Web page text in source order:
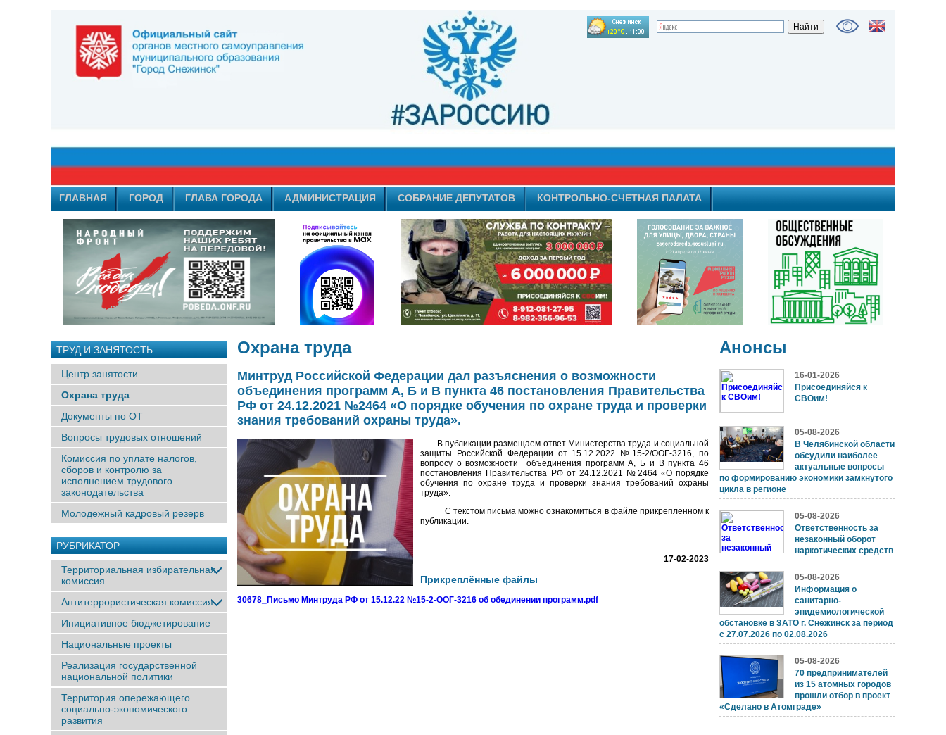
ГЛАВНАЯ ГОРОД ГЛАВА ГОРОДА АДМИНИСТРАЦИЯ СОБРАНИЕ ДЕПУТАТОВ КОНТРОЛЬНО-СЧЕТНАЯ ПАЛАТА
ТРУД И ЗАНЯТОСТЬ
Центр занятости
Охрана труда
Документы по ОТ
Вопросы трудовых отношений
Комиссия по уплате налогов,
сборов и контролю за
исполнением трудового
законодательства
Молодежный кадровый резерв
РУБРИКАТОР
Территориальная избирательная
комиссия
Антитеррористическая комиссия
Инициативное бюджетирование
Национальные проекты
Реализация государственной
национальной политики
Территория опережающего
социально-экономического
развития
Охрана труда
Минтруд Российской Федерации дал разъяснения о возможности
объединения программ А, Б и В пункта 46 постановления Правительства
РФ от 24.12.2021 №2464 «О порядке обучения по охране труда и проверки
знания требований охраны труда».
В публикации размещаем ответ Министерства труда и социальной
защиты Российской Федерации от 15.12.2022 №15-2/ООГ-3216, по
вопросу о возможности объединения программ А, Б и В пункта 46
постановления Правительства РФ от 24.12.2021 №2464 «О порядке
обучения по охране труда и проверки знания требований охраны
труда».
С текстом письма можно ознакомиться в файле прикрепленном к
публикации.
17-02-2023
Прикреплённые файлы
30678_Письмо Минтруда РФ от 15.12.22 №15-2-ООГ-3216 об обединении программ.pdf
Анонсы
16-01-2026
Присоединяйся к
СВОим!
05-08-2026
В Челябинской области
обсудили наиболее
актуальные вопросы
по формированию экономики замкнутого
цикла в регионе
05-08-2026
Ответственность за
незаконный оборот
наркотических средств
05-08-2026
Информация о
санитарно-
эпидемиологической
обстановке в ЗАТО г. Снежинск за период
с 27.07.2026 по 02.08.2026
05-08-2026
70 предпринимателей
из 15 атомных городов
прошли отбор в проект
«Сделано в Атомграде»